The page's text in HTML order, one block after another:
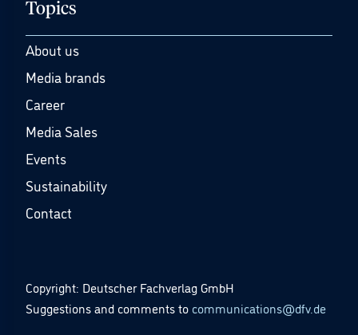
Topics
About us
Media brands
Career
Media Sales
Events
Sustainability
Contact
Copyright: Deutscher Fachverlag GmbH
Suggestions and comments to communications@dfv.de